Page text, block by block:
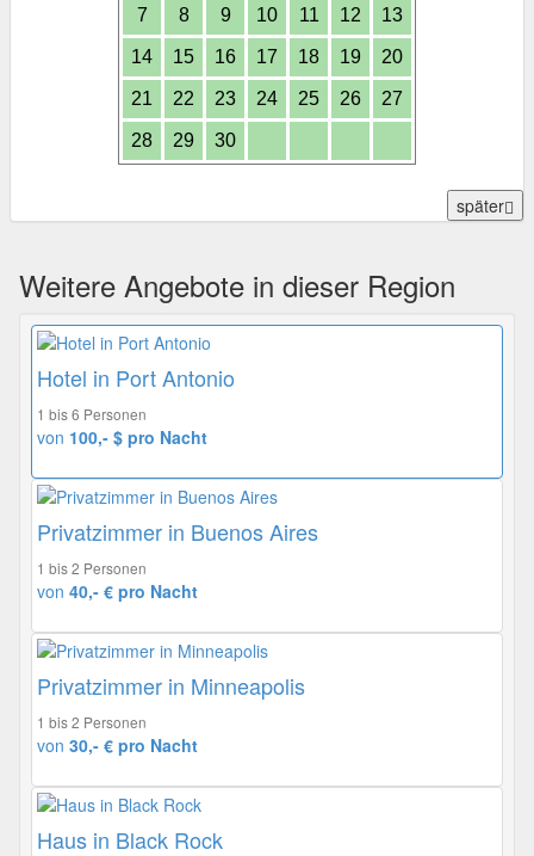
7 8 9 10 11 12 13
14 15 16 17 18 19 20
21 22 23 24 25 26 27
28 29 30
später
Weitere Angebote in dieser Region
Hotel in Port Antonio
1 bis 6 Personen
von 100,- $ pro Nacht
Privatzimmer in Buenos Aires
1 bis 2 Personen
von 40,- € pro Nacht
Privatzimmer in Minneapolis
1 bis 2 Personen
von 30,- € pro Nacht
Haus in Black Rock